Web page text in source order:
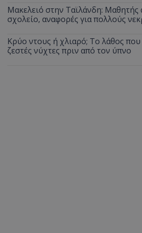
Μακελειό στην Ταϊλάνδη: Μαθητής
σχολείο, αναφορές για πολλούς
Κρύο ντους ή χλιαρό; Το λάθος που
ζεστές νύχτες πριν από τον ύπνο